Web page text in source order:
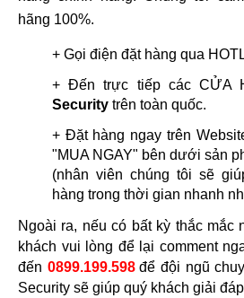
hãng 100%.
+ Gọi điện đặt hàng qua
+ Đến trực tiếp các CỬA
Security trên toàn quốc.
+ Đặt hàng ngay trên
"MUA NGAY" bên dưới sản
(nhân viên chúng tôi sẽ
hàng trong thời gian nhanh
Ngoài ra, nếu có bất kỳ thắc mắc
khách vui lòng để lại comment
đến 0899.199.598 để đội ngũ
Security sẽ giúp quý khách giải